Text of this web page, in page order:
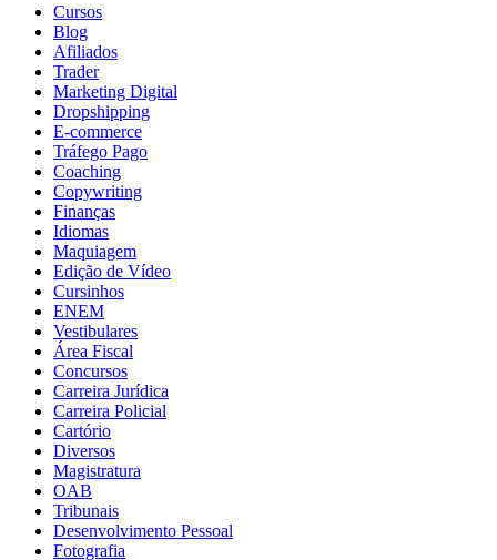
Cursos
Blog
Afiliados
Trader
Marketing Digital
Dropshipping
E-commerce
Tráfego Pago
Coaching
Copywriting
Finanças
Idiomas
Maquiagem
Edição de Vídeo
Cursinhos
ENEM
Vestibulares
Área Fiscal
Concursos
Carreira Jurídica
Carreira Policial
Cartório
Diversos
Magistratura
OAB
Tribunais
Desenvolvimento Pessoal
Fotografia